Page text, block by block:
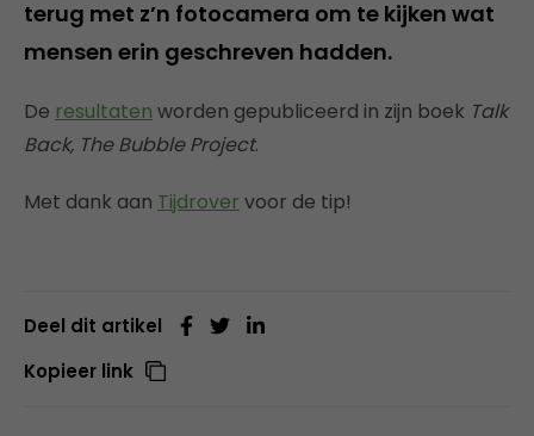
terug met z’n fotocamera om te kijken wat
mensen erin geschreven hadden.
De resultaten worden gepubliceerd in zijn boek Talk
Back, The Bubble Project.
Met dank aan Tijdrover voor de tip!
Deel dit artikel
Kopieer link